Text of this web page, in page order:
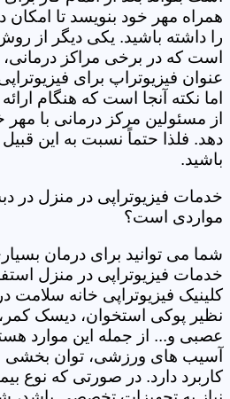
همراه مهر خود بنویسد تا امکان
را داشته باشید. یکی دیگر از
است که در برخی مراکز
عنوان فیزیوتراپ برای
اما نکته آنجا است که هنگام
از مسئولین مرکز درمانی با
دهد. فلذا حتماً نسبت به این قبیل
باشید.
خدمات فیزیوتراپی در منزل در
مواردی است؟
شما می توانید برای درمان
خدمات فیزیوتراپی در منزل
کلینیک فیزیوتراپی خانه سلامت
نظیر پوکی استخوان، دیسک
عصبی و... از جمله این موارد
آسیب های ورزشی، توان بخشی
کاربرد دارد. در صورتی که نوع